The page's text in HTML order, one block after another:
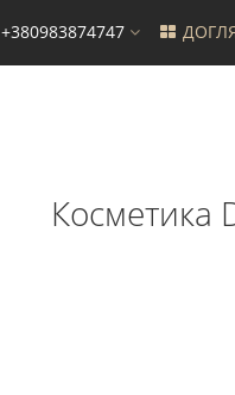
+380983874747
Косметика